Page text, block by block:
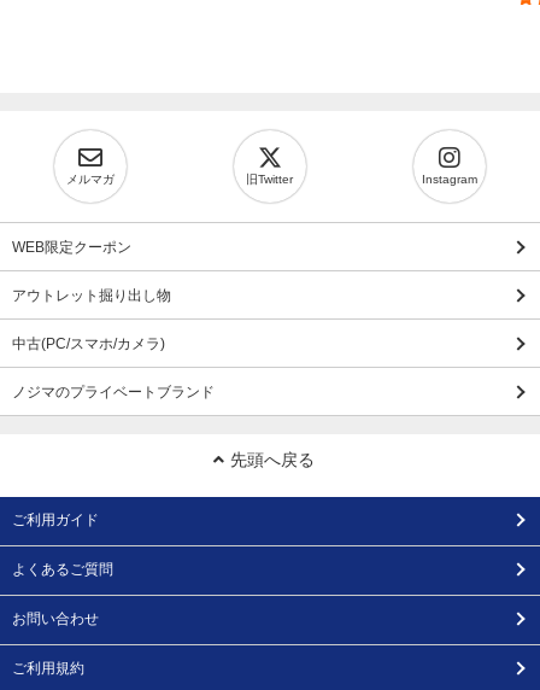
メルマガ 旧Twitter Instagram
WEB限定クーポン
アウトレット掘り出し物
中古(PC/スマホ/カメラ)
ノジマのプライベートブランド
先頭へ戻る
ご利用ガイド
よくあるご質問
お問い合わせ
ご利用規約